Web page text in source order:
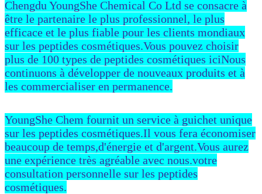
Chengdu YoungShe Chemical Co Ltd se consacre à
être le partenaire le plus professionnel, le plus
efficace et le plus fiable pour les clients mondiaux
sur les peptides cosmétiques.Vous pouvez choisir
plus de 100 types de peptides cosmétiques iciNous
continuons à développer de nouveaux produits et à
les commercialiser en permanence.
YoungShe Chem fournit un service à guichet unique
sur les peptides cosmétiques.Il vous fera économiser
beaucoup de temps,d'énergie et d'argent.Vous aurez
une expérience très agréable avec nous.votre
consultation personnelle sur les peptides
cosmétiques.